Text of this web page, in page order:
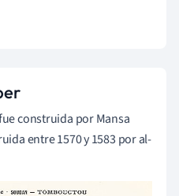
construida por Mansa
entre 1570 y 1583 por al-